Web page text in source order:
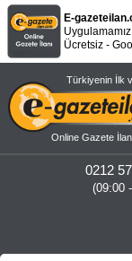
E-
Uygulamamız
Ücretsiz -
Türkiyenin İlk
Online Gazete
0212
(09:00